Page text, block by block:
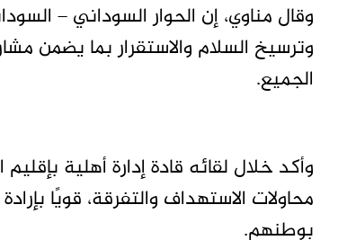
وقال مناوي، إن الحوار السوداني –
وترسيخ السلام والاستقرار بما يضمن
الجميع.
وأكد خلال لقائه قادة إدارة أهلية
محاولات الاستهداف والتفرقة، قويًا
بوطنهم.